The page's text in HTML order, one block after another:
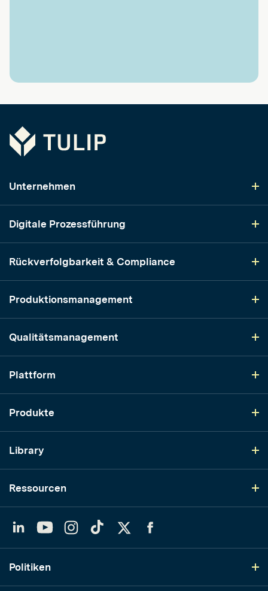
Tulip
Unternehmen
Digitale Prozessführung
Rückverfolgbarkeit & Compliance
Produktionsmanagement
Qualitätsmanagement
Plattform
Produkte
Library
Ressourcen
YouTubeInstagram
TikTok
Politiken